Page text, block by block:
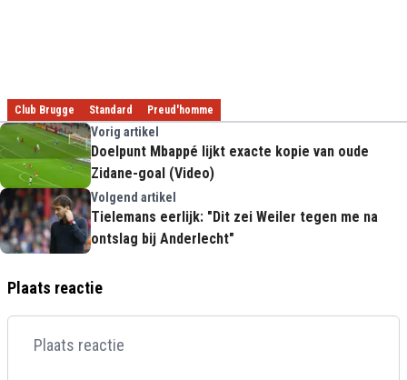
Club Brugge Standard Preud'homme
Vorig artikel
Doelpunt Mbappé lijkt exacte kopie van oude
Zidane-goal (Video)
Volgend artikel
Tielemans eerlijk: "Dit zei Weiler tegen me na
ontslag bij Anderlecht"
Plaats reactie